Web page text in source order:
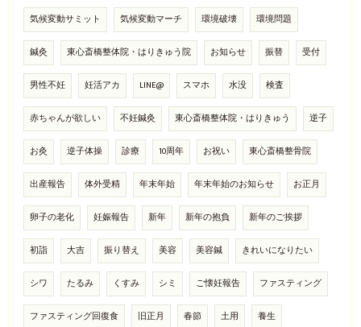
気候変動サミット 気候変動マーチ 環境破壊 環境問題
鍼灸 東心斎橋整体院・はりきゅう院 お知らせ 振替 受付
男性不妊 妊活アカ LINE@ スマホ 水没 検査
赤ちゃんが欲しい 不妊鍼灸 東心斎橋整体院・はりきゅう 逆子
お灸 逆子体操 診療 10周年 お祝い 東心斎橋整骨院
出産報告 体外受精 年末年始 年末年始のお知らせ お正月
卵子の老化 妊娠報告 新年 新年の抱負 新年のご挨拶
初詣 大吉 振り替え 美容 美容鍼 きれいになりたい
シワ たるみ くすみ シミ ご懐妊報告 ファスティング
ファスティング回復食 旧正月 春節 土用 養生